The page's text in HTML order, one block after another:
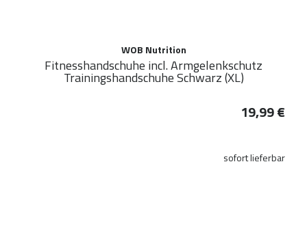
WOB Nutrition
Fitnesshandschuhe incl. Armgelenkschutz
Trainingshandschuhe Schwarz (XL)
19,99 €
sofort lieferbar